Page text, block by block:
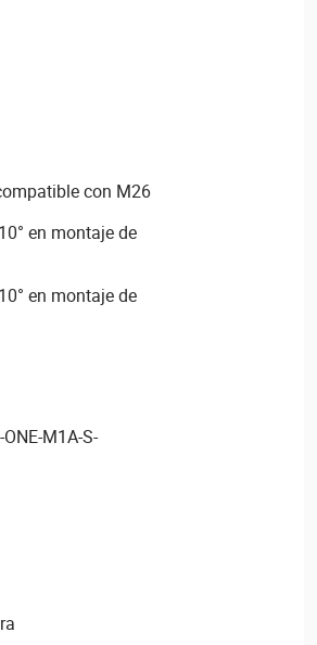
con M26
en montaje de
en montaje de
M1A-S-